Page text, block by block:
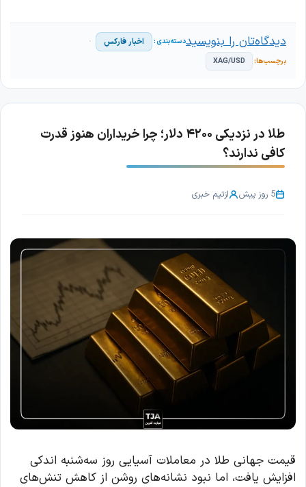
اخبار فارکس
XAG/USD
دیدگاه‌تان را بنویسید
طلا در نزدیکی ۴۲۰۰ دلار؛ چرا خریداران هنوز قدرت
کافی ندارند؟
5 روز پیش ازتیم خبری
قیمت جهانی طلا در معاملات آسیایی روز سه‌شنبه اندکی
افزایش یافت، اما نبود نشانه‌های روشن از کاهش تنش‌های